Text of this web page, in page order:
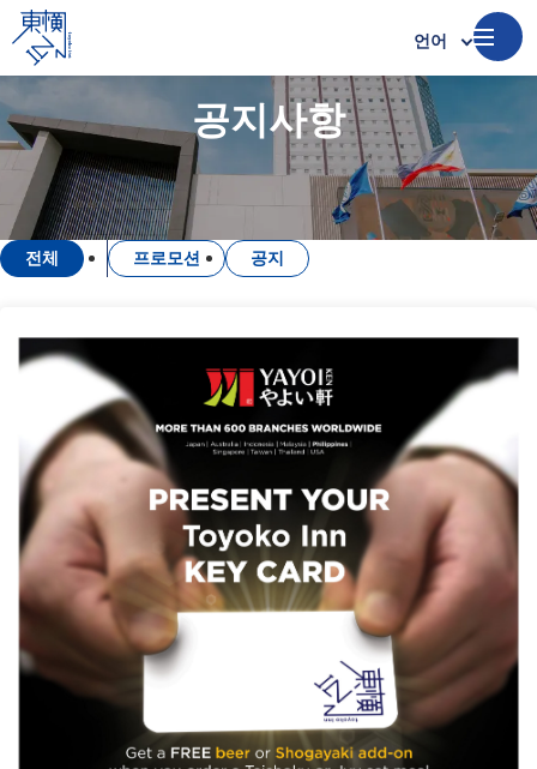
언어
공지사항​
전체 프로모션​ 공지​